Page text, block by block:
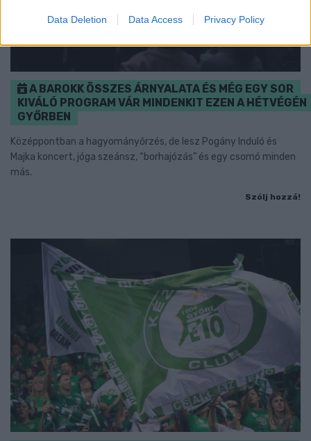
Data Deletion Data Access Privacy Policy
A BAROKK ÖSSZES ÁRNYALATA ÉS MÉG EGY SOR
KIVÁLÓ PROGRAM VÁR MINDENKIT EZEN A HÉTVÉGÉN
GYŐRBEN
Középpontban a hagyományőrzés, de lesz Pogány Induló és
Majka koncert, jóga szeánsz, “borhajózás” és egy csomó minden
más.
Szólj hozzá!